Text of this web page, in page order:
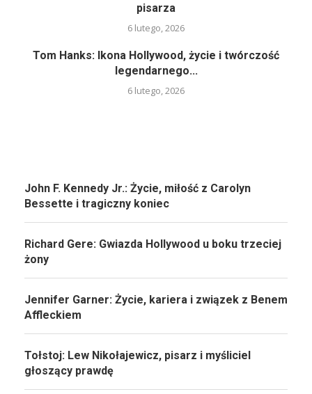
pisarza
6 lutego, 2026
Tom Hanks: Ikona Hollywood, życie i twórczość
legendarnego...
6 lutego, 2026
John F. Kennedy Jr.: Życie, miłość z Carolyn
Bessette i tragiczny koniec
Richard Gere: Gwiazda Hollywood u boku trzeciej
żony
Jennifer Garner: Życie, kariera i związek z Benem
Affleckiem
Tołstoj: Lew Nikołajewicz, pisarz i myśliciel
głoszący prawdę